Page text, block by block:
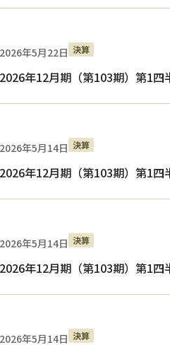
2026年5月22日 決算
2026年12月期（第103期）第1
2026年5月14日 決算
2026年12月期（第103期）第1四
2026年5月14日 決算
2026年12月期（第103期）第1四
2026年5月14日 決算